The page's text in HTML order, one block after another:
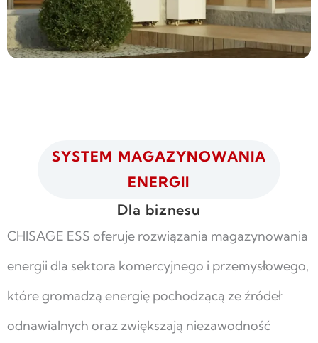
SYSTEM MAGAZYNOWANIA
ENERGII
Dla biznesu
CHISAGE ESS oferuje rozwiązania magazynowania
energii dla sektora komercyjnego i przemysłowego,
które gromadzą energię pochodzącą ze źródeł
odnawialnych oraz zwiększają niezawodność